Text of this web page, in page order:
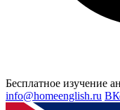
Бесплатное изучение
info@homeenglish.ru